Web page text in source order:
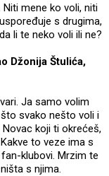
mene ko voli, niti
s drugima,
li te neko voli ili ne?
Džonija Štulića,
Ja samo volim
svako nešto voli i
koji ti okrećeš,
to veze ima s
klubovi. Mrzim te
s njima.